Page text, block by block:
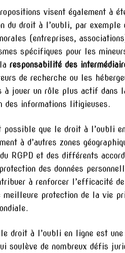
visent également à
du droit à l’oubli, par exemple
(entreprises,
spécifiques pour les
responsabilité des
de recherche ou les
à jouer un rôle plus actif dans
des informations litigieuses.
possible que le droit à l’oubli
à d’autres zones
RGPD et des différents
des données
à renforcer l’efficacité
meilleure protection de la vie
le droit à l’oubli en ligne est
soulève de nombreux défis